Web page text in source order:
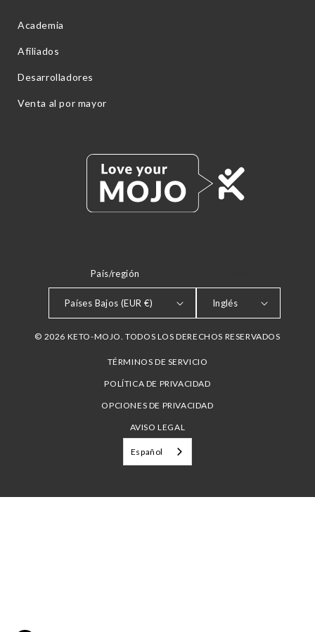
Academia
Afiliados
Desarrolladores
Venta al por mayor
País/región
Países Bajos (EUR €) Inglés
© 2026 KETO-MOJO. TODOS LOS DERECHOS RESERVADOS
TÉRMINOS DE SERVICIO
POLÍTICA DE PRIVACIDAD
OPCIONES DE PRIVACIDAD
AVISO LEGAL
Español